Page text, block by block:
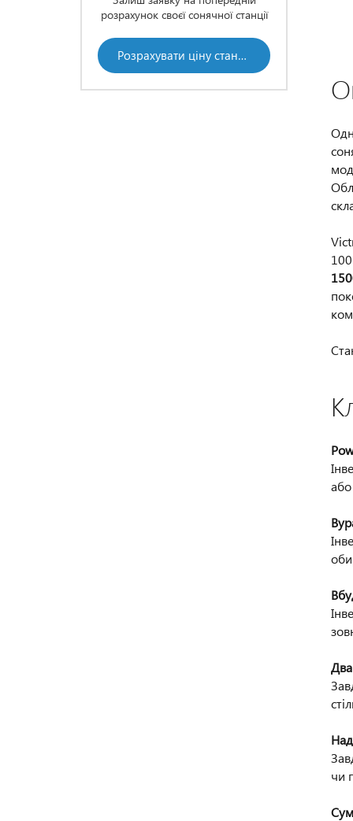
Хочеш сонячну станцію, але
бракує капіталу? Оформи станцію
в кредит від Ощадбанку
Дізнатись детальніше
чи